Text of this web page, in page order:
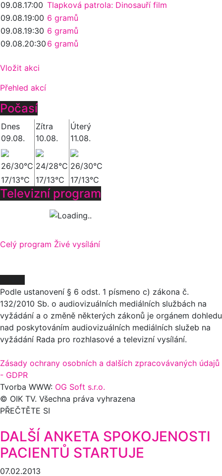
09.08.17:00 Tlapková patrola: Dinosauří film
09.08.19:00 6 gramů
09.08.19:30 6 gramů
09.08.20:30 6 gramů
Vložit akci
Přehled akcí
Počasí
Dnes
09.08.
Zítra
10.08.
Úterý
11.08.
26/30°C 24/28°C 26/30°C
17/13°C
17/13°C 17/13°C
Televizní program
Celý program Živé vysílání
Podle ustanovení § 6 odst. 1 písmeno c) zákona č.
132/2010 Sb. o audiovizuálních mediálních službách na
vyžádání a o změně některých zákonů je orgánem dohledu
nad poskytováním audiovizuálních mediálních služeb na
vyžádání Rada pro rozhlasové a televizní vysílání.
Zásady ochrany osobních a dalších zpracovávaných údajů
- GDPR
Tvorba WWW: OG Soft s.r.o.
© OIK TV. Všechna práva vyhrazena
PŘEČTĚTE SI
DALŠÍ ANKETA SPOKOJENOSTI
PACIENTŮ STARTUJE
07.02.2013